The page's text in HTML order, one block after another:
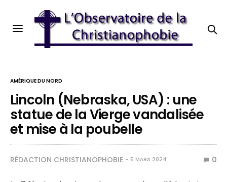
AMÉRIQUE DU NORD
Lincoln (Nebraska, USA) : une
statue de la Vierge vandalisée
et mise à la poubelle
RÉDACTION CHRISTIANOPHOBIE 5 MARS 2024 0